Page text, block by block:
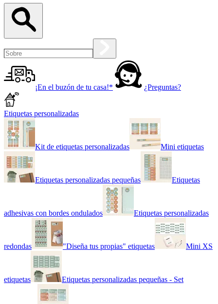
¡En el buzón de tu casa!* ¿Preguntas?
Etiquetas personalizadas
Kit de etiquetas personalizadas Mini etiquetas
Etiquetas personalizadas pequeñas Etiquetas
adhesivas con bordes ondulados Etiquetas personalizadas
redondas "Diseña tus propias" etiquetas Mini XS
etiquetas Etiquetas personalizadas pequeñas - Set